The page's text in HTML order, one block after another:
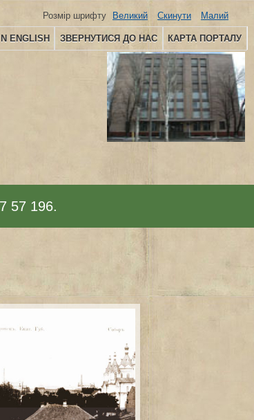
IN ENGLISH ЗВЕРНУТИСЯ ДО НАС КАРТА ПОРТАЛУ
Розмір шрифту Великий Скинути Малий
57 196.